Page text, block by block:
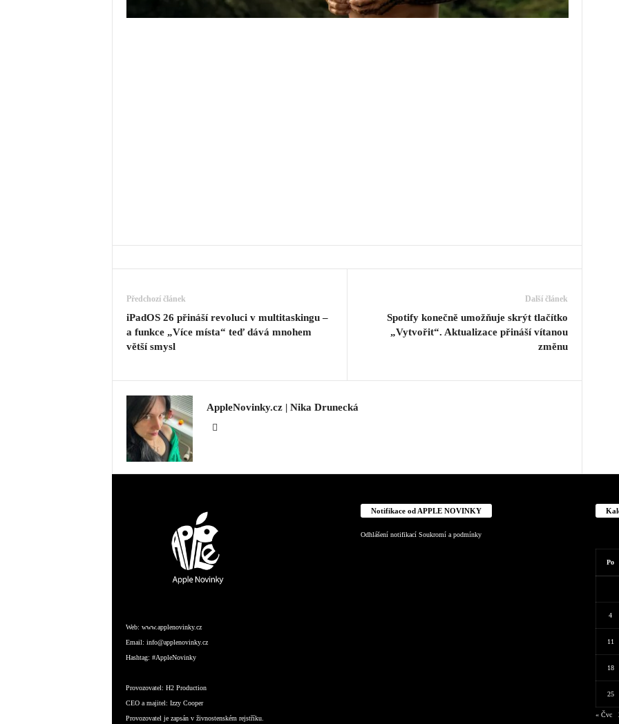
Předchozí článek
iPadOS 26 přináší revoluci v multitaskingu –
a funkce „Více místa“ teď dává mnohem
větší smysl
Další článek
Spotify konečně umožňuje skrýt tlačítko
„Vytvořit“. Aktualizace přináší vítanou
změnu
AppleNovinky.cz | Nika Drunecká
Web: www.applenovinky.cz
Email: info@applenovinky.cz
Hashtag: #AppleNovinky
Provozovatel: H2 Production
CEO a majitel: Izzy Cooper
Provozovatel je zapsán v živnostenském rejstříku.
Notifikace od APPLE NOVINKY
Odhlášení notifikací Soukromí a podmínky
Po
4
11
18
25
« Čvc